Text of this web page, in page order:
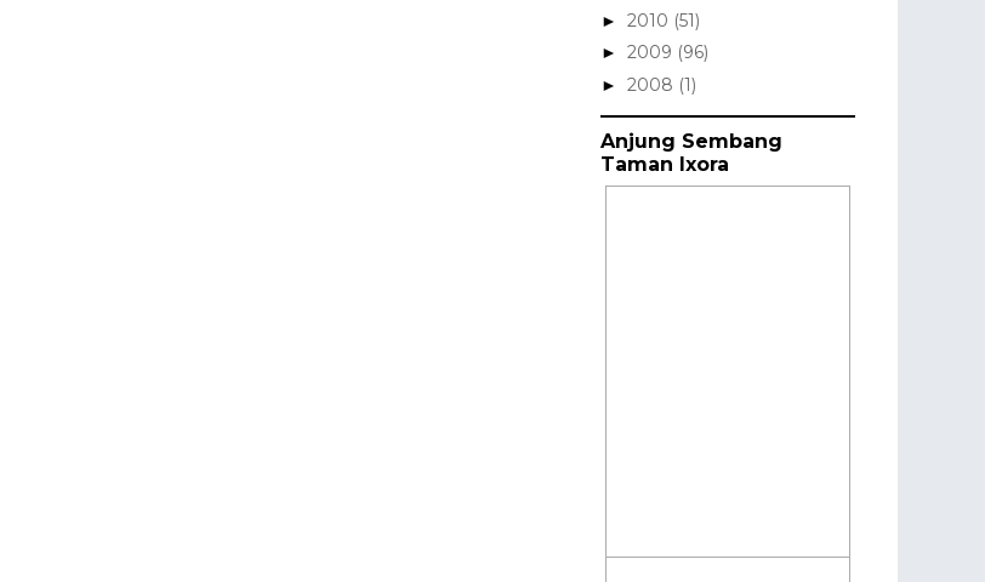
► 2010 (51)
► 2009 (96)
► 2008 (1)
Anjung Sembang
Taman Ixora